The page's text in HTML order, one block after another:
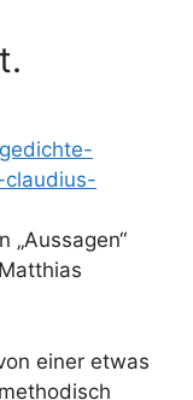
„Aussagen“
einer etwas